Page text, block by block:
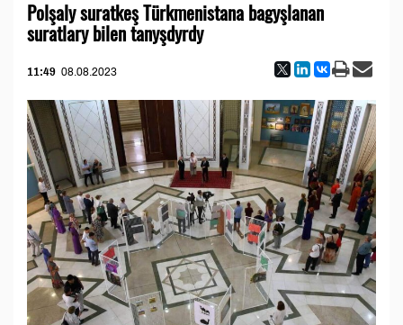
Polşaly suratkeş Türkmenistana bagyşlanan
suratlary bilen tanyşdyrdy
11:49 08.08.2023